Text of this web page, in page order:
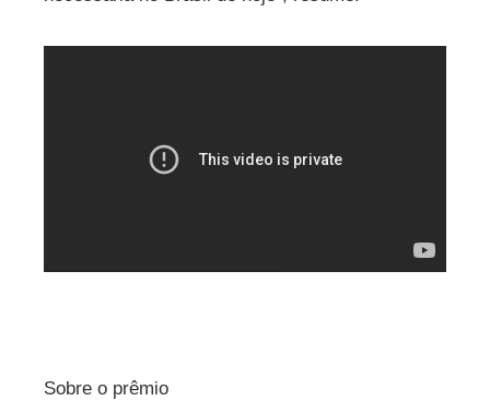
Sobre o prêmio